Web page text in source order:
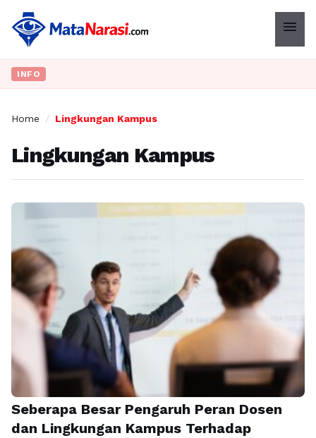
menu
INFO
Home / Lingkungan Kampus
Lingkungan Kampus
Seberapa Besar Pengaruh Peran Dosen
dan Lingkungan Kampus Terhadap